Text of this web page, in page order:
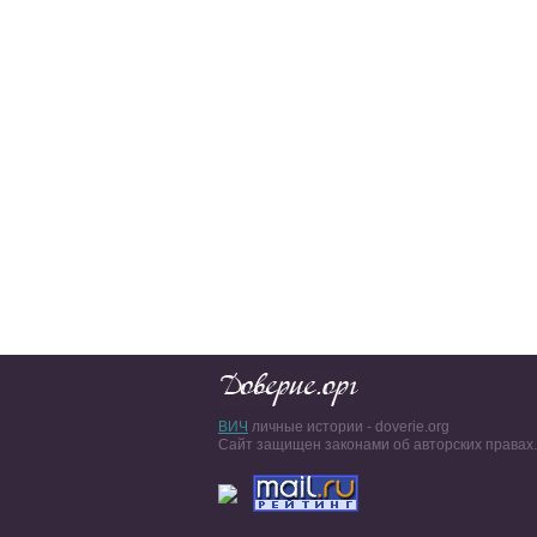
ВИЧ личные истории - doverie.org
Сайт защищен законами об авторских